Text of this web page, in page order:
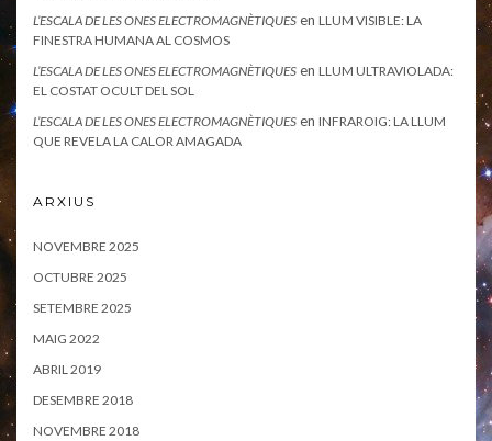
L’ESCALA DE LES ONES ELECTROMAGNÈTIQUES en LLUM VISIBLE: LA
FINESTRA HUMANA AL COSMOS
L’ESCALA DE LES ONES ELECTROMAGNÈTIQUES en LLUM ULTRAVIOLADA:
EL COSTAT OCULT DEL SOL
L’ESCALA DE LES ONES ELECTROMAGNÈTIQUES en INFRAROIG: LA LLUM
QUE REVELA LA CALOR AMAGADA
ARXIUS
NOVEMBRE 2025
OCTUBRE 2025
SETEMBRE 2025
MAIG 2022
ABRIL 2019
DESEMBRE 2018
NOVEMBRE 2018